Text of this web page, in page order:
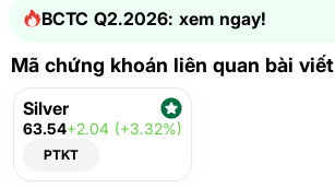
BCTC Q2.2026: xem ngay!
Mã chứng khoán liên quan bài viết
Silver
63.54+2.04 (+3.32%)
PTKT